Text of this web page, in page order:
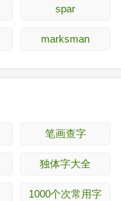
spar
marksman
笔画查字
独体字大全
1000个次常用字